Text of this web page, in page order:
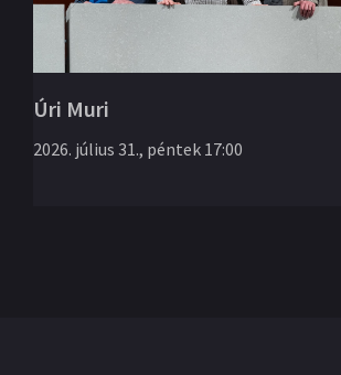
Úri Muri
2026. július 31., péntek 17:00